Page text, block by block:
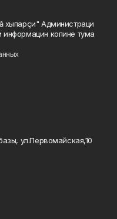
хыпарçи" Администраци
копине тума
ул.Первомайская,10